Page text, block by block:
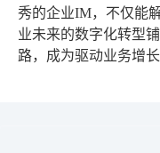
秀的企业IM，不仅能
业未来的数字化转型
路，成为驱动业务增长